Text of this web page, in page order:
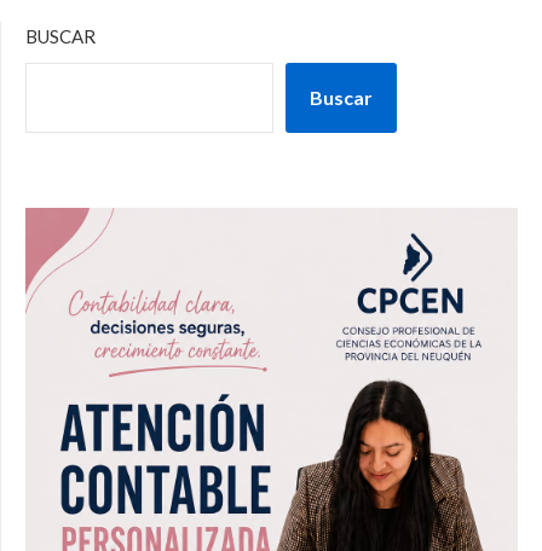
BUSCAR
Buscar